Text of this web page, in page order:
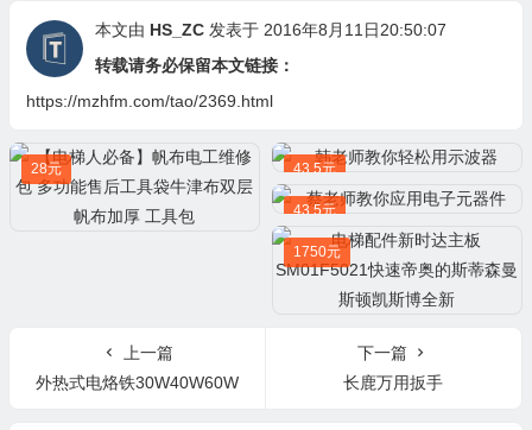
本文由 HS_ZC发表于 2016年8月11日20:50:07
转载请务必保留本文链接：
https://mzhfm.com/tao/2369.html
28元 43.5元
43.5元
1750元
上一篇
外热式电烙铁30W40W60W
下一篇
长鹿万用扳手